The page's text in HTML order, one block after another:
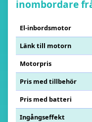
inombordare
El-inbordsmotor
Länk till motorn
Motorpris
Pris med tillbehör
Pris med batteri
Ingångseffekt